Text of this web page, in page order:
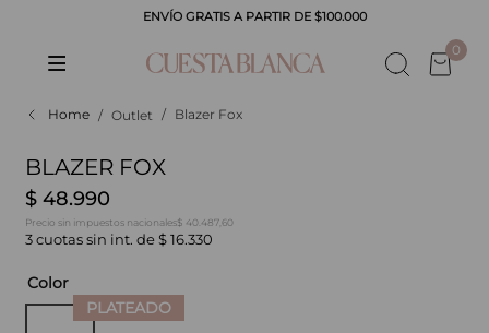
ENVÍO GRATIS A PARTIR DE $100.000
0
Outlet Blazer Fox
BLAZER FOX
$ 48.990
Precio sin impuestos nacionales$ 40.487,60
3 cuotas sin int. de $ 16.330
Color